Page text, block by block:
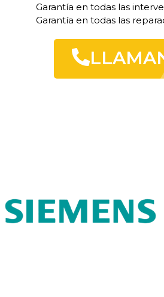
Garantía en todas las
Garantía en todas las